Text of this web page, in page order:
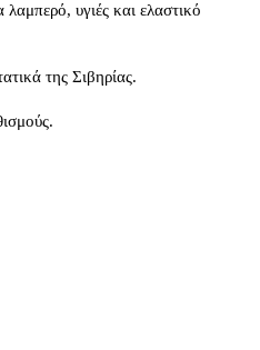
υγιές και ελαστικό
της Σιβηρίας.